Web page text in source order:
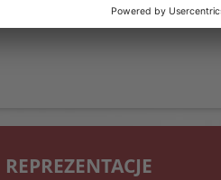
REPREZENTACJE